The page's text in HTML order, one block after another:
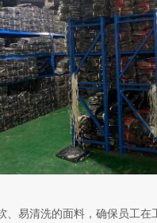
易清洗的面料，确保员工